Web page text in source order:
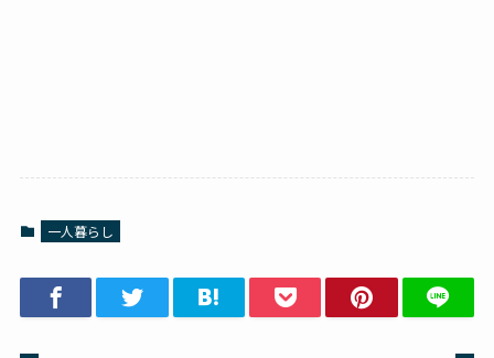
一人暮らし